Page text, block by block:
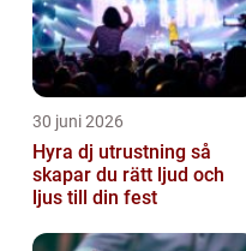
30 juni 2026
Hyra dj utrustning så
skapar du rätt ljud och
ljus till din fest